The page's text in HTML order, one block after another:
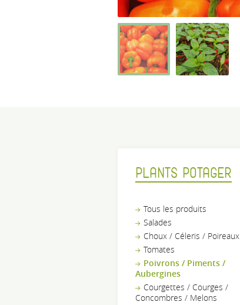
PLANTS POTAGER
Tous les produits
Salades
Choux / Céleris / Poireaux
Tomates
Poivrons / Piments /
Aubergines
Courgettes / Courges /
Concombres / Melons